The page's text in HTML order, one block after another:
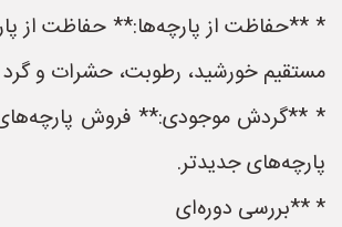
* **حفاظت از پارچه‌ها:** حفاظت از
مستقیم خورشید، رطوبت، حشرات و گرد
* **گردش موجودی:** فروش پارچه‌های
پارچه‌های جدیدتر.
* **بررسی دوره‌ای